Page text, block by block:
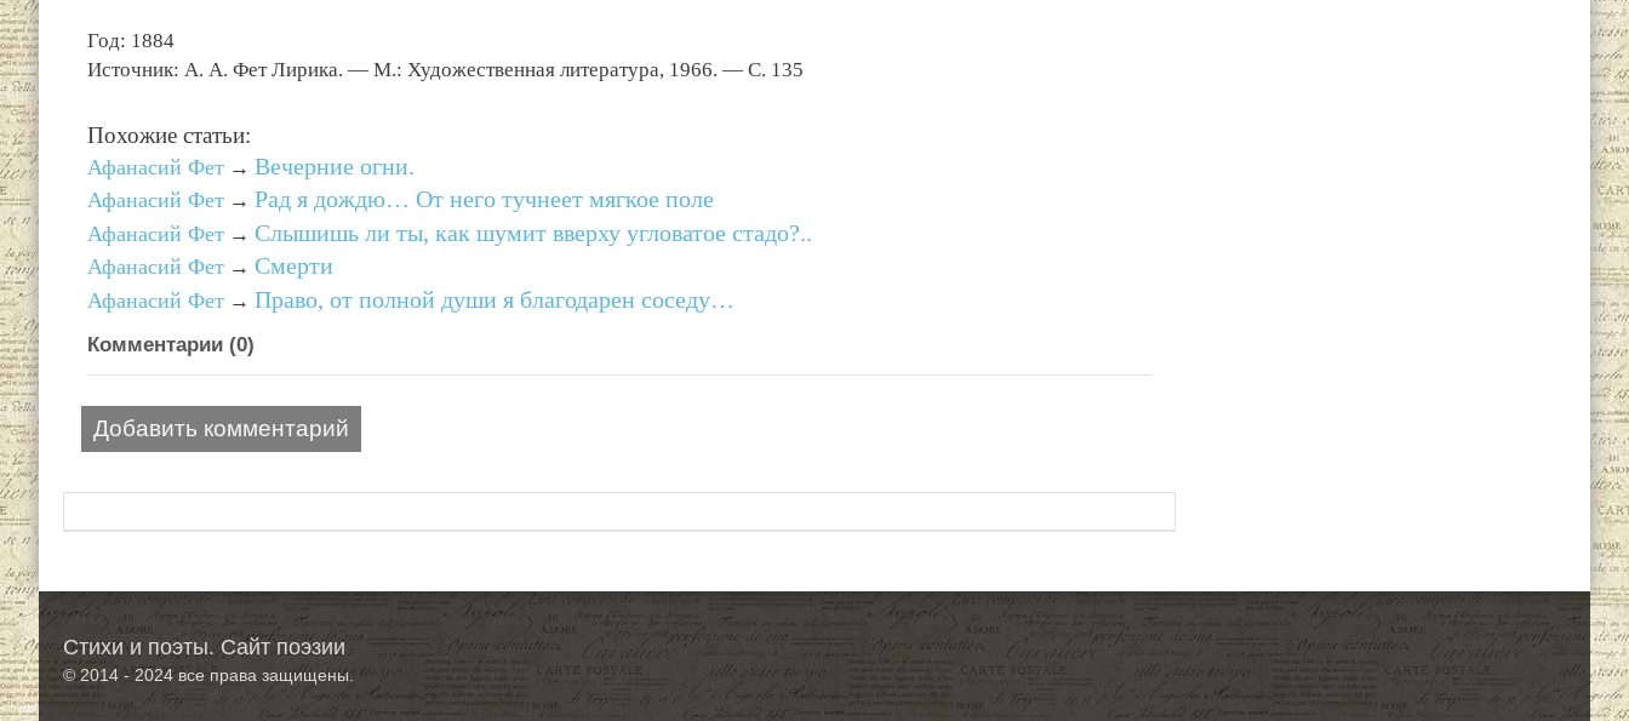
Год: 1884
Источник: А. А. Фет Лирика. — М.: Художественная литература, 1966. — С. 135
Похожие статьи:
Афанасий Фет → Вечерние огни.
Афанасий Фет → Рад я дождю… От него тучнеет мягкое поле
Афанасий Фет → Слышишь ли ты, как шумит вверху угловатое стадо?..
Афанасий Фет → Смерти
Афанасий Фет → Право, от полной души я благодарен соседу…
Комментарии (0)
Добавить комментарий
Стихи и поэты. Сайт поэзии
© 2014 - 2024все права защищены.